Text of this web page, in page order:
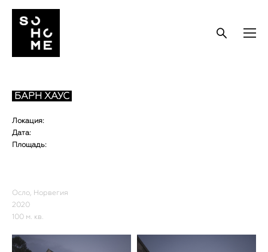
БАРН ХАУС
Локация:
Дата:
Площадь:
Осло, Норвегия
2020
100 м. кв.